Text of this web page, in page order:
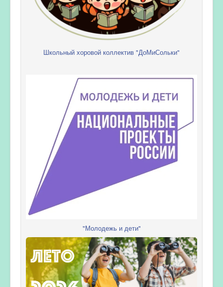
Школьный хоровой коллектив "ДоМиСольки"
"Молодежь и дети"